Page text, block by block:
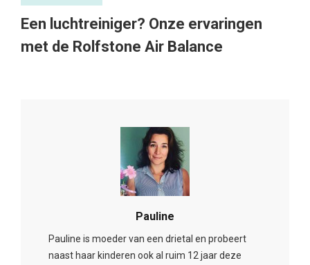
Een luchtreiniger? Onze ervaringen
met de Rolfstone Air Balance
Pauline
Pauline is moeder van een drietal en probeert
naast haar kinderen ook al ruim 12 jaar deze